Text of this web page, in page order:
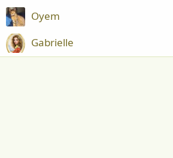
Oyem
Gabrielle